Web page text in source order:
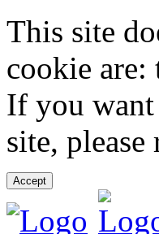
This site
cookie are:
If you want
site, please
Accept